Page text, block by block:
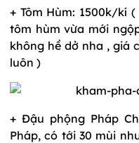
+ Tôm Hùm: 1500k/kí
tôm hùm vừa mới
không hề dở nha , giá
luôn )
+ Đậu phộng Pháp
Pháp, có tới 30 mùi